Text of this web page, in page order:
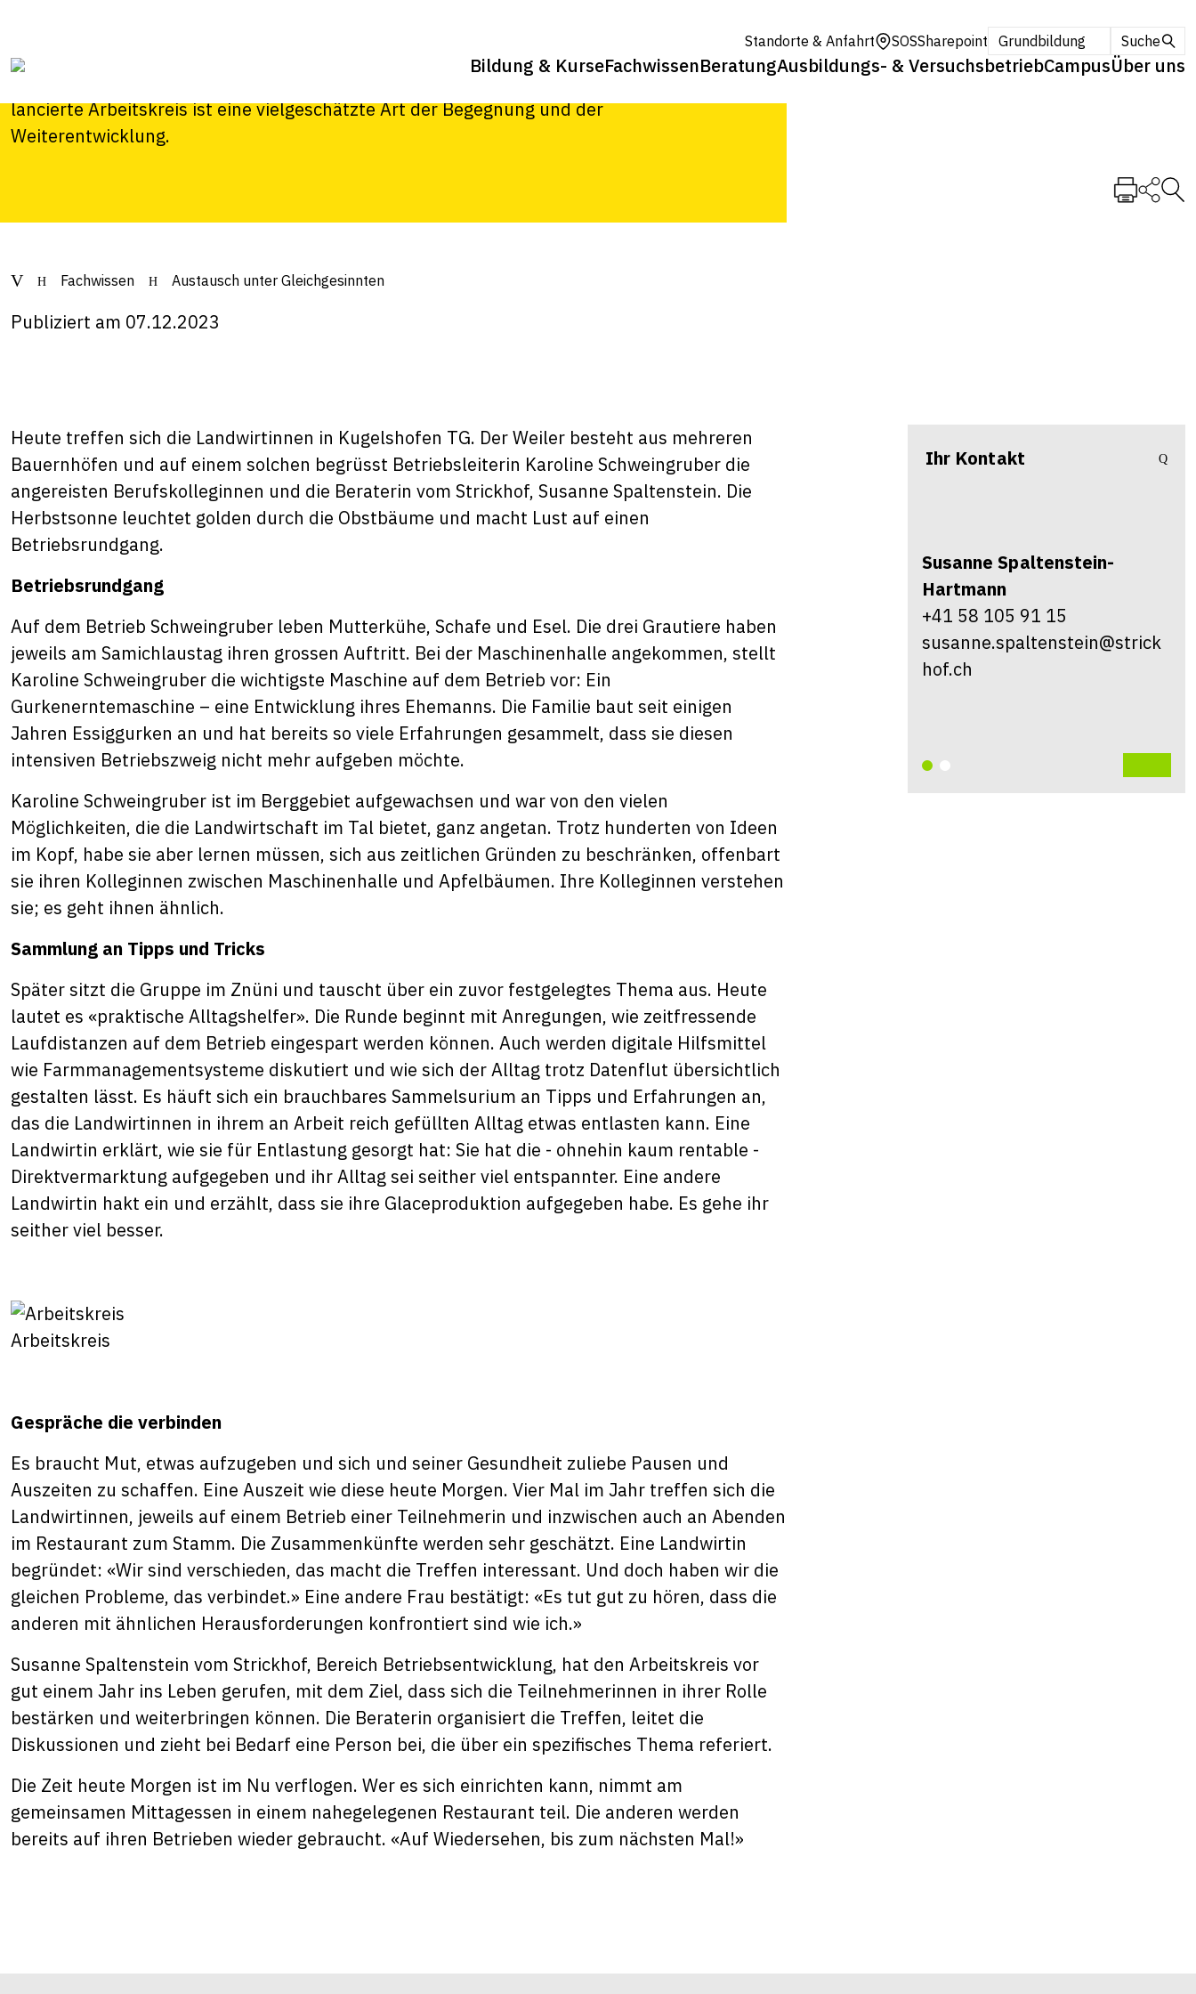
Standorte & Anfahrt SOSSharepoint Grundbildung Suche
Bildung & KurseFachwissenBeratungAusbildungs- & VersuchsbetriebCampusÜber uns
Seit einem Jahr treffen sich 17 Landwirtinnen regelmässig auf ihren Betrieben und
tauschen sich zu einem gemeinsam festgelegten Thema aus. Der vom Strickhof
lancierte Arbeitskreis ist eine vielgeschätzte Art der Begegnung und der
Weiterentwicklung.
Fachwissen Austausch unter Gleichgesinnten
Publiziert am 07.12.2023
Heute treffen sich die Landwirtinnen in Kugelshofen TG. Der Weiler besteht aus mehreren
Bauernhöfen und auf einem solchen begrüsst Betriebsleiterin Karoline Schweingruber die
angereisten Berufskolleginnen und die Beraterin vom Strickhof, Susanne Spaltenstein. Die
Herbstsonne leuchtet golden durch die Obstbäume und macht Lust auf einen
Betriebsrundgang.
Betriebsrundgang
Auf dem Betrieb Schweingruber leben Mutterkühe, Schafe und Esel. Die drei Grautiere haben
jeweils am Samichlaustag ihren grossen Auftritt. Bei der Maschinenhalle angekommen, stellt
Karoline Schweingruber die wichtigste Maschine auf dem Betrieb vor: Ein
Gurkenerntemaschine – eine Entwicklung ihres Ehemanns. Die Familie baut seit einigen
Jahren Essiggurken an und hat bereits so viele Erfahrungen gesammelt, dass sie diesen
intensiven Betriebszweig nicht mehr aufgeben möchte.
Karoline Schweingruber ist im Berggebiet aufgewachsen und war von den vielen
Möglichkeiten, die die Landwirtschaft im Tal bietet, ganz angetan. Trotz hunderten von Ideen
im Kopf, habe sie aber lernen müssen, sich aus zeitlichen Gründen zu beschränken, offenbart
sie ihren Kolleginnen zwischen Maschinenhalle und Apfelbäumen. Ihre Kolleginnen verstehen
sie; es geht ihnen ähnlich.
Sammlung an Tipps und Tricks
Später sitzt die Gruppe im Znüni und tauscht über ein zuvor festgelegtes Thema aus. Heute
lautet es «praktische Alltagshelfer». Die Runde beginnt mit Anregungen, wie zeitfressende
Laufdistanzen auf dem Betrieb eingespart werden können. Auch werden digitale Hilfsmittel
wie Farmmanagementsysteme diskutiert und wie sich der Alltag trotz Datenflut übersichtlich
gestalten lässt. Es häuft sich ein brauchbares Sammelsurium an Tipps und Erfahrungen an,
das die Landwirtinnen in ihrem an Arbeit reich gefüllten Alltag etwas entlasten kann. Eine
Landwirtin erklärt, wie sie für Entlastung gesorgt hat: Sie hat die - ohnehin kaum rentable -
Direktvermarktung aufgegeben und ihr Alltag sei seither viel entspannter. Eine andere
Landwirtin hakt ein und erzählt, dass sie ihre Glaceproduktion aufgegeben habe. Es gehe ihr
seither viel besser.
Arbeitskreis
Gespräche die verbinden
Es braucht Mut, etwas aufzugeben und sich und seiner Gesundheit zuliebe Pausen und
Auszeiten zu schaffen. Eine Auszeit wie diese heute Morgen. Vier Mal im Jahr treffen sich die
Landwirtinnen, jeweils auf einem Betrieb einer Teilnehmerin und inzwischen auch an Abenden
im Restaurant zum Stamm. Die Zusammenkünfte werden sehr geschätzt. Eine Landwirtin
begründet: «Wir sind verschieden, das macht die Treffen interessant. Und doch haben wir die
gleichen Probleme, das verbindet.» Eine andere Frau bestätigt: «Es tut gut zu hören, dass die
anderen mit ähnlichen Herausforderungen konfrontiert sind wie ich.»
Susanne Spaltenstein vom Strickhof, Bereich Betriebsentwicklung, hat den Arbeitskreis vor
gut einem Jahr ins Leben gerufen, mit dem Ziel, dass sich die Teilnehmerinnen in ihrer Rolle
bestärken und weiterbringen können. Die Beraterin organisiert die Treffen, leitet die
Diskussionen und zieht bei Bedarf eine Person bei, die über ein spezifisches Thema referiert.
Die Zeit heute Morgen ist im Nu verflogen. Wer es sich einrichten kann, nimmt am
gemeinsamen Mittagessen in einem nahegelegenen Restaurant teil. Die anderen werden
bereits auf ihren Betrieben wieder gebraucht. «Auf Wiedersehen, bis zum nächsten Mal!»
Ihr Kontakt
Susanne Spaltenstein-
Hartmann
+41 58 105 91 15
susanne.spaltenstein@strick
hof.ch